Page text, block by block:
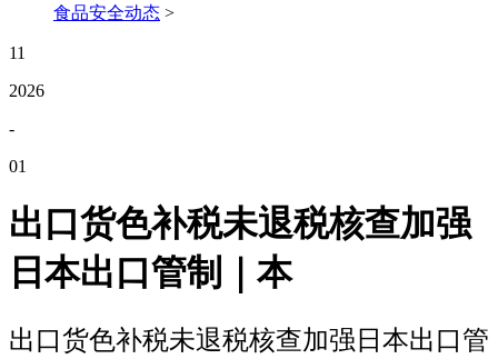
食品安全动态 >
11
2026
-
01
出口货色补税未退税核查加强
日本出口管制｜本
出口货色补税未退税核查加强日本出口管